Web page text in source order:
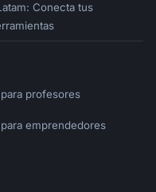
sqlite3";
Conecta tus
profesores
emprendedores